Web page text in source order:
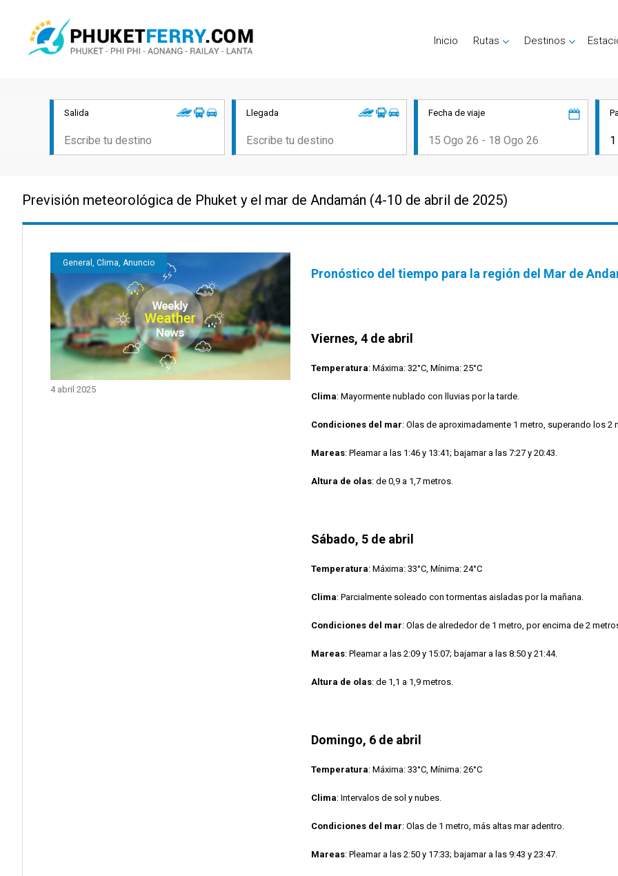
Inicio Rutas Destinos
Salida Llegada Fecha de viaje
Previsión meteorológica de Phuket y el mar de Andamán (4-10 de abril de 2025)
4 abril 2025
General, Clima, Anuncio
Pronóstico del tiempo para la región del Mar de
Viernes, 4 de abril
Temperatura: Máxima: 32°C, Mínima: 25°C
Clima: Mayormente nublado con lluvias por la tarde.
Condiciones del mar: Olas de aproximadamente 1 metro, superando los 2
Mareas: Pleamar a las 1:46 y 13:41; bajamar a las 7:27 y 20:43.
Altura de olas: de 0,9 a 1,7 metros.
Sábado, 5 de abril
Temperatura: Máxima: 33°C, Mínima: 24°C
Clima: Parcialmente soleado con tormentas aisladas por la mañana.
Condiciones del mar: Olas de alrededor de 1 metro, por encima de 2
Mareas: Pleamar a las 2:09 y 15:07; bajamar a las 8:50 y 21:44.
Altura de olas: de 1,1 a 1,9 metros.
Domingo, 6 de abril
Temperatura: Máxima: 33°C, Mínima: 26°C
Clima: Intervalos de sol y nubes.
Condiciones del mar: Olas de 1 metro, más altas mar adentro.
Mareas: Pleamar a las 2:50 y 17:33; bajamar a las 9:43 y 23:47.